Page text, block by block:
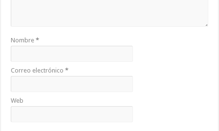
Nombre*
Correo electrónico*
Web